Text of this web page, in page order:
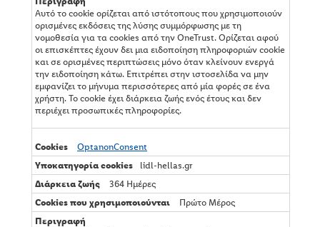
Αυτό το cookie ορίζεται από ιστότοπους που χρησιμοποιούν
ορισμένες εκδόσεις της λύσης συμμόρφωσης με τη
νομοθεσία για τα cookies από την OneTrust. Ορίζεται αφού
οι επισκέπτες έχουν δει μια ειδοποίηση πληροφοριών cookie
και σε ορισμένες περιπτώσεις μόνο όταν κλείνουν ενεργά
την ειδοποίηση κάτω. Επιτρέπει στην ιστοσελίδα να μην
εμφανίζει το μήνυμα περισσότερες από μία φορές σε ένα
χρήστη. Το cookie έχει διάρκεια ζωής ενός έτους και δεν
περιέχει προσωπικές πληροφορίες.
OptanonConsent
lidl-hellas.gr
364 Ημέρες
Πρώτο Μέρος